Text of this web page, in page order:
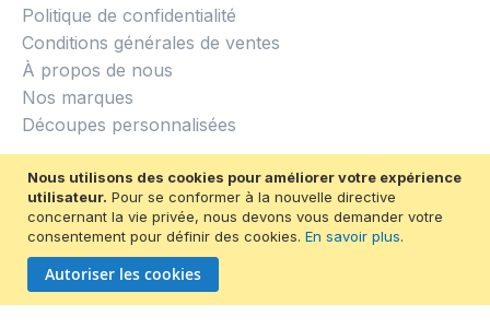
Nous utilisons des cookies pour améliorer votre expérience
utilisateur. Pour se conformer à la nouvelle directive
concernant la vie privée, nous devons vous demander votre
consentement pour définir des cookies. En savoir plus.
Autoriser les cookies
Politique de confidentialité
Conditions générales de ventes
À propos de nous
Nos marques
Découpes personnalisées
© 2026 Métiers du bois